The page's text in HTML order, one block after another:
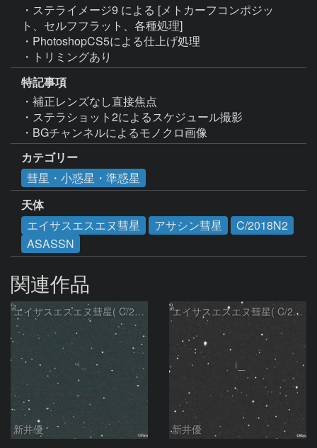
・ステライメージ9 による [メトカーフコンポジッ
ト、セルフフラット、各種処理]
・PhotoshopCS5による仕上げ処理
・トリミングあり
特記事項
・補正レンズなし直接焦点
・ステラショット2によるスケジュール撮影
・BGチャンネルによるモノクロ画像
カテゴリー
彗星・小惑星・準惑星
天体
エイサスエスエヌ彗星
アサシン彗星
C/2018N2
ASASSN
関連作品
エイサスエスエヌ彗星( C/2018N2 )：2022/05/05
新井優
エイサスエスエヌ彗星( C/2018N2 )：2022/03/07
新井優